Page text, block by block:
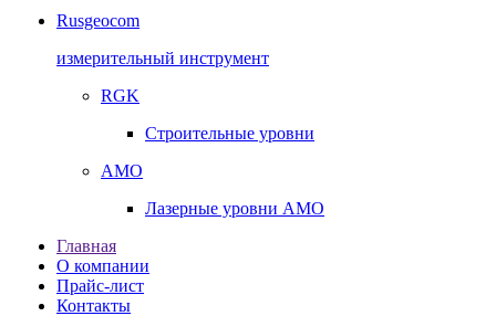
Rusgeocom
измерительный инструмент
RGK
Строительные уровни
AMO
Лазерные уровни AMO
Главная
О компании
Прайс-лист
Контакты